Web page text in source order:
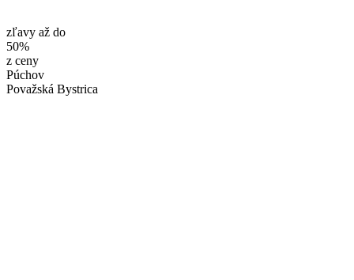
zľavy až do
50%
z ceny
Púchov
Považská Bystrica